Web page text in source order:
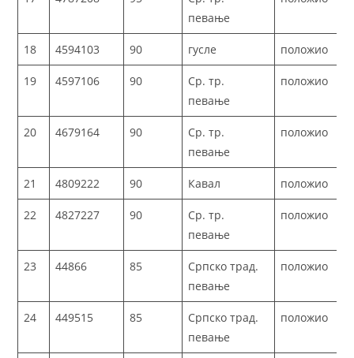
певање
18 4594103 90 гусле положио
19 4597106 90
Ср. тр.
певање
положио
20 4679164 90
Ср. тр.
певање
положио
21 4809222 90 Кавал положио
22 4827227 90
Ср. тр.
певање
положио
23 44866 85
Српско трад.
певање
положио
24 449515 85
Српско трад.
певање
положио